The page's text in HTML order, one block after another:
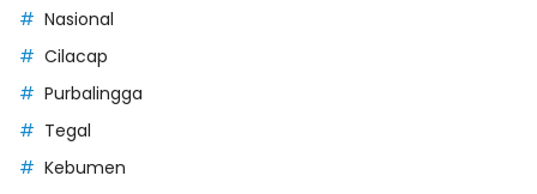
Nasional
Cilacap
Purbalingga
Tegal
Kebumen